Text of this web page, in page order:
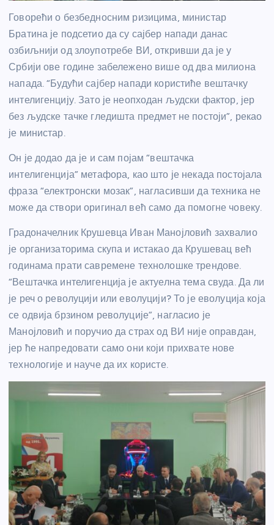
Говорећи о безбедносним ризицима, министар
Братина је подсетио да су сајбер напади данас
озбиљнији од злоупотребе ВИ, откривши да је у
Србији ове године забележено више од два милиона
напада. “Будући сајбер напади користиће вештачку
интелигенцију. Зато је неопходан људски фактор, јер
без људске тачке гледишта предмет не постоји”, рекао
је министар.
Он је додао да је и сам појам “вештачка
интелигенција” метафора, као што је некада постојала
фраза “електронски мозак”, нагласивши да техника не
може да створи оригинал већ само да помогне човеку.
Градоначелник Крушевца Иван Манојловић захвалио
је организаторима скупа и истакао да Крушевац већ
годинама прати савремене технолошке трендове.
“Вештачка интелигенција је актуелна тема свуда. Да ли
је реч о револуцији или еволуцији? То је еволуција која
се одвија брзином револуције”, нагласио је
Манојловић и поручио да страх од ВИ није оправдан,
јер ће напредовати само они који прихвате нове
технологије и науче да их користе.